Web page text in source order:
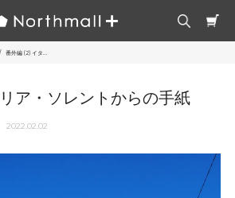
番外編 (2) イタ...
ア・ソレントからの手紙
2022.02.02